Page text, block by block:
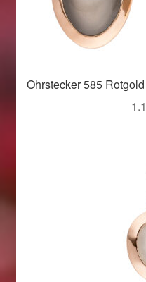
Ohrstecker 585